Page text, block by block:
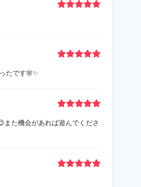
たです🌸✨
た機会があれば遊んでくださ